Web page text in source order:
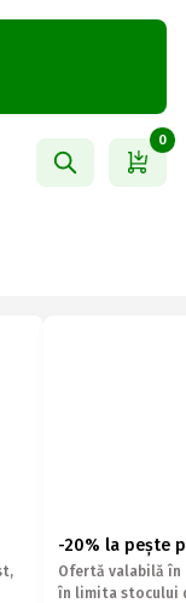
0
-20% la pește
Deals
Ofertă valabilă în
în limita stocului